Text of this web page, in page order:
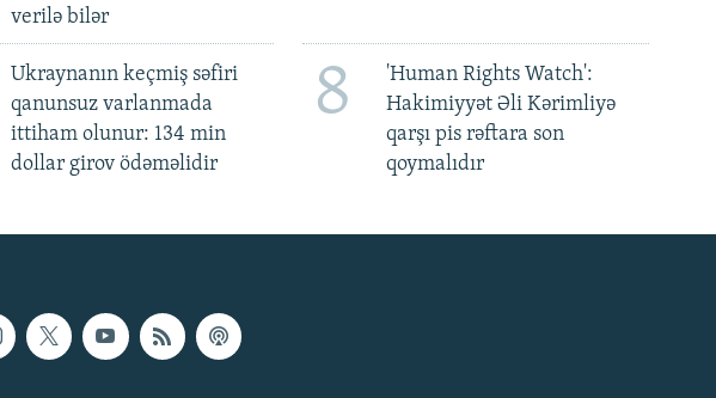
verilə bilər
Ukraynanın keçmiş səfiri
qanunsuz varlanmada
ittiham olunur: 134 min
dollar girov ödəməlidir
8
'Human Rights Watch':
Hakimiyyət Əli Kərimliyə
qarşı pis rəftara son
qoymalıdır